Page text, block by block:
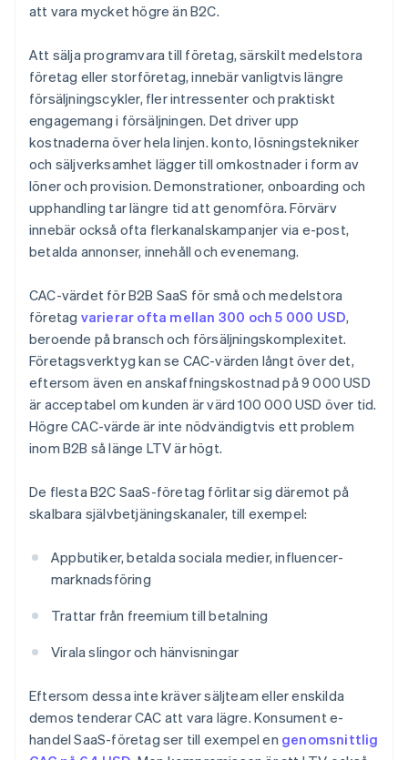
att vara mycket högre än B2C.
Att sälja programvara till företag, särskilt medelstora
företag eller storföretag, innebär vanligtvis längre
försäljningscykler, fler intressenter och praktiskt
engagemang i försäljningen. Det driver upp
kostnaderna över hela linjen. konto, lösningstekniker
och säljverksamhet lägger till omkostnader i form av
löner och provision. Demonstrationer, onboarding och
upphandling tar längre tid att genomföra. Förvärv
innebär också ofta flerkanalskampanjer via e-post,
betalda annonser, innehåll och evenemang.
CAC-värdet för B2B SaaS för små och medelstora
företag varierar ofta mellan 300 och 5 000 USD,
beroende på bransch och försäljningskomplexitet.
Företagsverktyg kan se CAC-värden långt över det,
eftersom även en anskaffningskostnad på 9 000 USD
är acceptabel om kunden är värd 100 000 USD över tid.
Högre CAC-värde är inte nödvändigtvis ett problem
inom B2B så länge LTV är högt.
De flesta B2C SaaS-företag förlitar sig däremot på
skalbara självbetjäningskanaler, till exempel:
Appbutiker, betalda sociala medier, influencer-
marknadsföring
Trattar från freemium till betalning
Virala slingor och hänvisningar
Eftersom dessa inte kräver säljteam eller enskilda
demos tenderar CAC att vara lägre. Konsument e-
handel SaaS-företag ser till exempel en genomsnittlig